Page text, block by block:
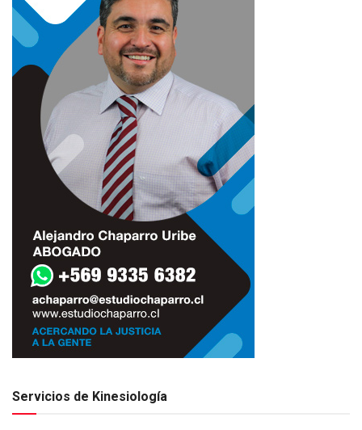
Servicios de Kinesiología